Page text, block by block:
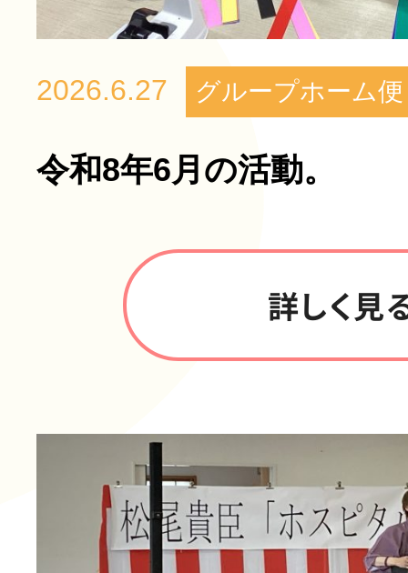
2026.6.27 グループホーム
令和8年6月の活動。
詳しく見